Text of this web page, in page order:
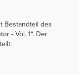
Bestandteil des
- Vol. 1“. Der